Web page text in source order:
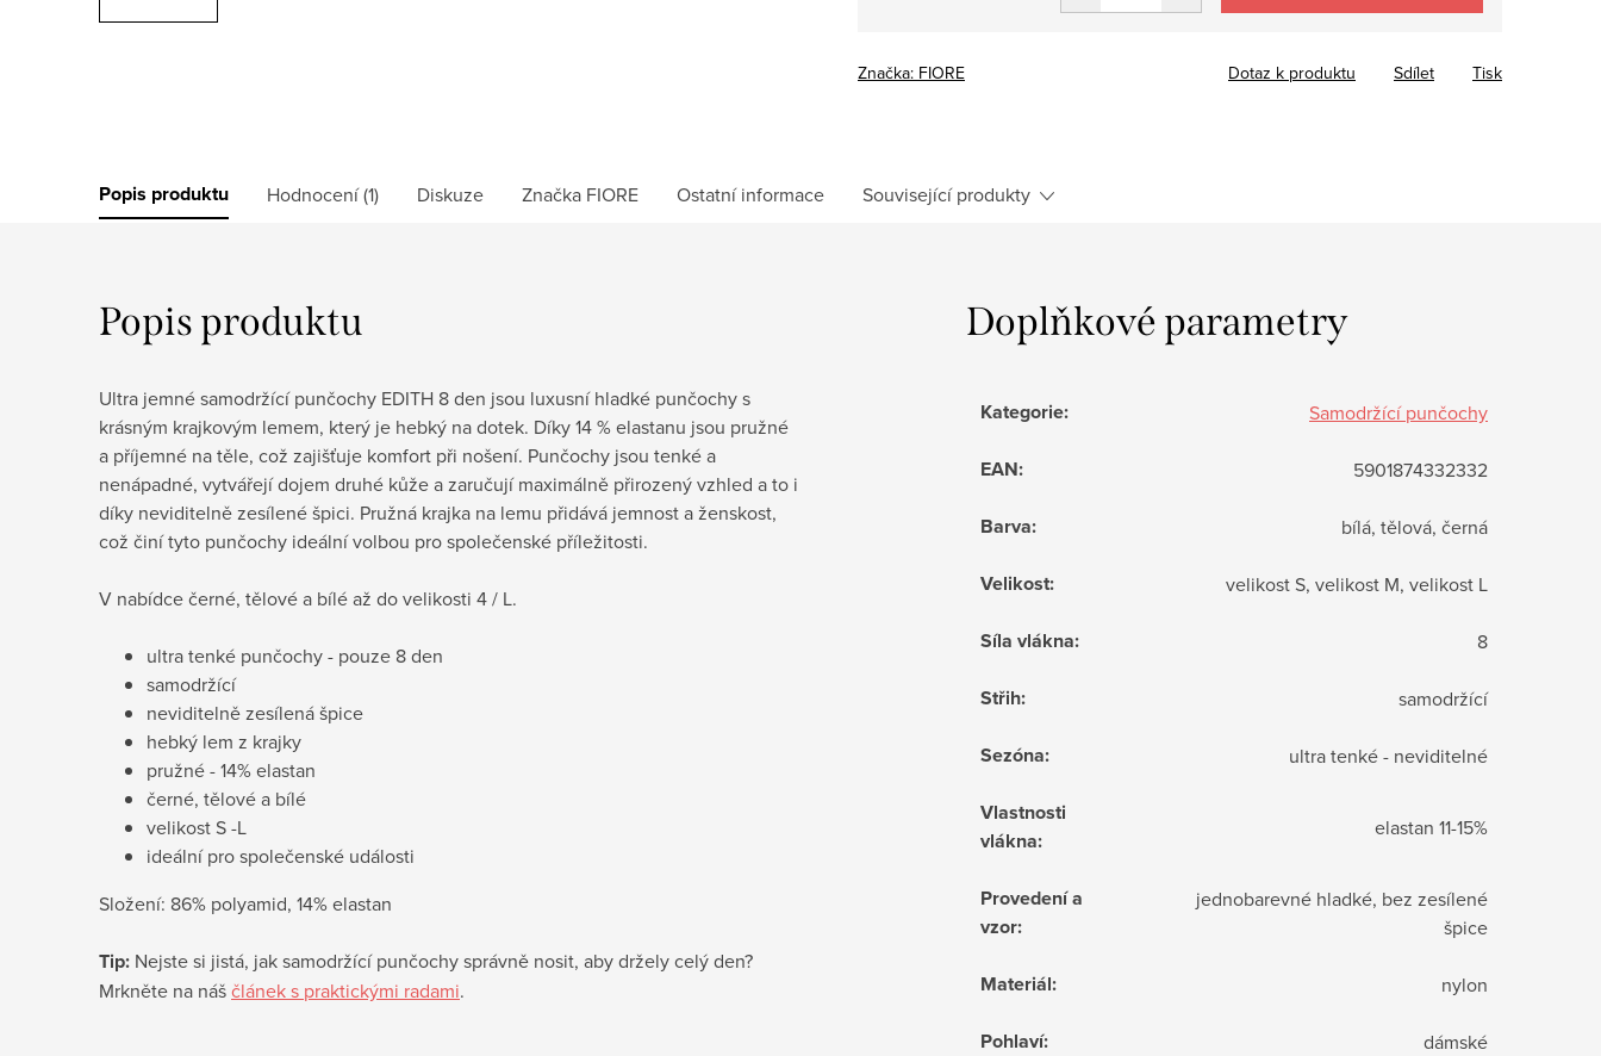
Značka: FIORE Tisk
Dotaz k produktu Sdílet
Popis produktu Hodnocení (1) Diskuze Značka FIORE Ostatní informace Související produkty
Popis produktu
Ultra jemné samodržící punčochy EDITH 8 den jsou luxusní hladké punčochy s
krásným krajkovým lemem, který je hebký na dotek. Díky 14 % elastanu jsou pružné
a příjemné na těle, což zajišťuje komfort při nošení. Punčochy jsou tenké a
nenápadné, vytvářejí dojem druhé kůže a zaručují maximálně přirozený vzhled a to i
díky neviditelně zesílené špici. Pružná krajka na lemu přidává jemnost a ženskost,
což činí tyto punčochy ideální volbou pro společenské příležitosti.
V nabídce černé, tělové a bílé až do velikosti 4 / L.
ultra tenké punčochy - pouze 8 den
samodržící
neviditelně zesílená špice
hebký lem z krajky
pružné - 14% elastan
černé, tělové a bílé
velikost S -L
ideální pro společenské události
Složení: 86% polyamid, 14% elastan
Tip: Nejste si jistá, jak samodržící punčochy správně nosit, aby držely celý den?
Mrkněte na náščlánek s praktickými radami.
Doplňkové parametry
Kategorie: Samodržící punčochy
EAN: 5901874332332
Barva: bílá, tělová, černá
Velikost: velikost S, velikost M, velikost L
Síla vlákna: 8
Střih: samodržící
Sezóna: ultra tenké - neviditelné
Vlastnosti
vlákna: elastan 11-15%
Provedení a
vzor:
jednobarevné hladké, bez zesílené
špice
Materiál: nylon
Pohlaví: dámské